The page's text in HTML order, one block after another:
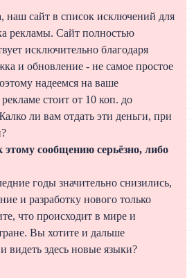
наш сайт в список исключений для
рекламы. Сайт полностью
исключительно благодаря
и обновление - не самое простое
надеемся на ваше
стоит от 10 коп. до
ли вам отдать эти деньги, при
этому сообщению серьёзно, либо
годы значительно снизились,
и разработку нового только
что происходит в мире и
Вы хотите и дальше
видеть здесь новые языки?